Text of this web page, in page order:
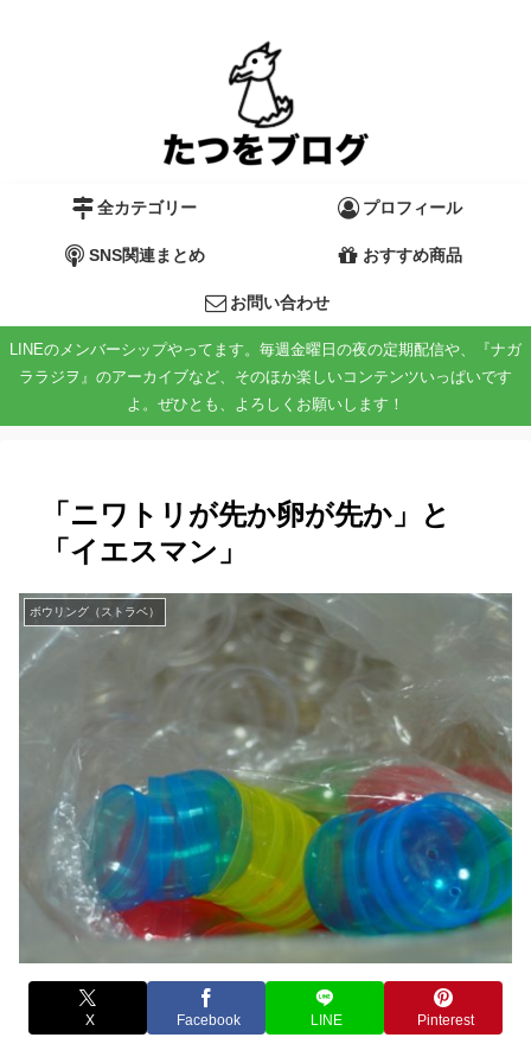
全カテゴリー プロフィール
SNS関連まとめ おすすめ商品
お問い合わせ
LINEのメンバーシップやってます。毎週金曜日の夜の定期配信や、『ナガ
ララジヲ』のアーカイブなど、そのほか楽しいコンテンツいっぱいです
よ。ぜひとも、よろしくお願いします！
「ニワトリが先か卵が先か」と
「イエスマン」
ボウリング（ストラベ）
X Facebook LINE Pinterest